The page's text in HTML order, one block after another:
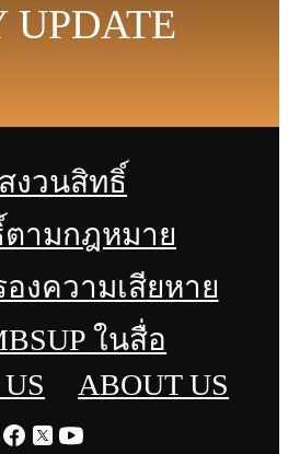
UPDATE
งวนสิทธิ์
ามกฎหมาย
งความเสียหาย
ในสื่อ
ABOUT US